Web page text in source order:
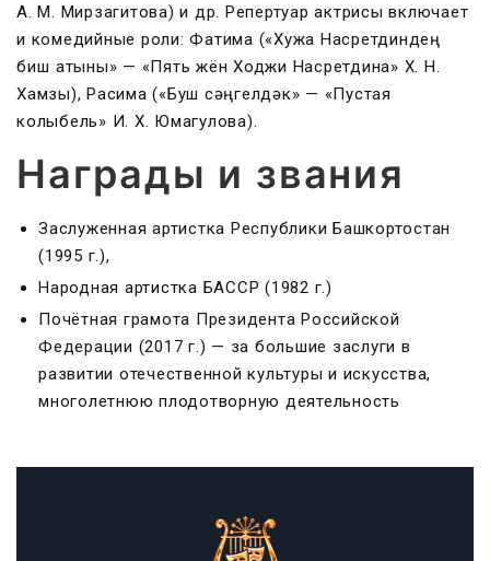
А. М. Мирзагитова) и др. Репертуар актрисы включает
и комедийные роли: Фатима («Хужа Насретдиндең
биш ҡатыны» — «Пять жён Ходжи Насретдина» Х. Н.
Хамзы), Расима («Буш сәңгелдәк» — «Пустая
колыбель» И. Х. Юмагулова).
Награды и звания
Заслуженная артистка Республики Башкортостан
(1995 г.),
Народная артистка БАССР (1982 г.)
Почётная грамота Президента Российской
Федерации (2017 г.) — за большие заслуги в
развитии отечественной культуры и искусства,
многолетнюю плодотворную деятельность